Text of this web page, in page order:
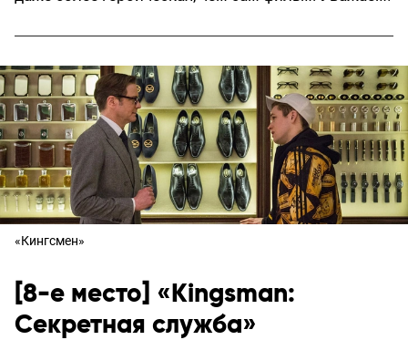
«Кингсмен»
[8-е место] «Kingsman:
Секретная служба»